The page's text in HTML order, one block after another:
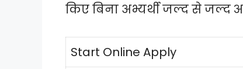
किए बिना अभ्यर्थी जल्द से जल्द
Start Online Apply